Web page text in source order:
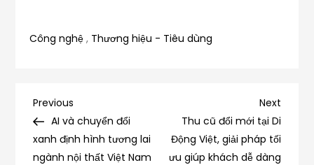
Công nghệ , Thương hiệu - Tiêu dùng
Điều
hướng
Previous
Post
Previous
AI và chuyển đổi
xanh định hình tương lai
ngành nội thất Việt Nam
Next
Post
Next
Thu cũ đổi mới tại Di
Động Việt, giải pháp tối
ưu giúp khách dễ dàng